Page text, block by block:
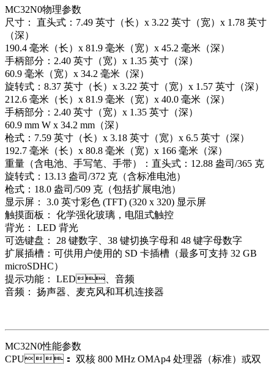
MC32N0物理参数
尺寸： 直头式：7.49 英寸（长）x 3.22 英寸（宽）x 1.78 英寸
（深）
190.4 毫米（长）x 81.9 毫米（宽）x 45.2 毫米（深）
手柄部分：2.40 英寸（宽）x 1.35 英寸（深）
60.9 毫米（宽）x 34.2 毫米（深）
旋转式：8.37 英寸（长）x 3.22 英寸（宽）x 1.57 英寸（深）
212.6 毫米（长）x 81.9 毫米（宽）x 40.0 毫米（深）
手柄部分：2.40 英寸（宽）x 1.35 英寸（深）
60.9 mm W x 34.2 mm（深）
枪式：7.59 英寸（长）x 3.18 英寸（宽）x 6.5 英寸（深）
192.7 毫米（长）x 80.8 毫米（宽）x 166 毫米（深）
重量（含电池、手写笔、手带）：直头式：12.88 盎司/365 克
旋转式：13.13 盎司/372 克（含标准电池）
枪式：18.0 盎司/509 克（包括扩展电池）
显示屏： 3.0 英寸彩色 (TFT) (320 x 320) 显示屏
触摸面板： 化学强化玻璃，电阻式触控
背光： LED 背光
可选键盘： 28 键数字、38 键切换字母和 48 键字母数字
扩展插槽：可供用户使用的 SD 卡插槽（最多可支持 32 GB
microSDHC）
提示功能： LED、音频
音频： 扬声器、麦克风和耳机连接器
MC32N0性能参数
CPU： 双核 800 MHz OMAp4 处理器（标准）或双